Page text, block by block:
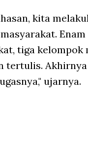
kita
tiga kelompok
tertulis.
ujarnya.